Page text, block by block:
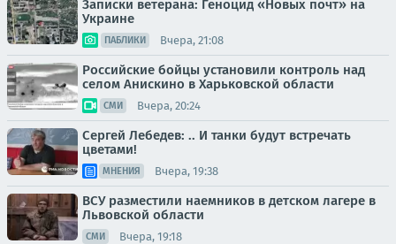
Записки ветерана: Геноцид «Новых почт» на
Украине
ПАБЛИКИ Вчера, 21:08
Российские бойцы установили контроль над
селом Анискино в Харьковской области
СМИ Вчера, 20:24
Сергей Лебедев: .. И танки будут встречать
цветами!
МНЕНИЯ Вчера, 19:38
ВСУ разместили наемников в детском лагере в
Львовской области
СМИ Вчера, 19:18